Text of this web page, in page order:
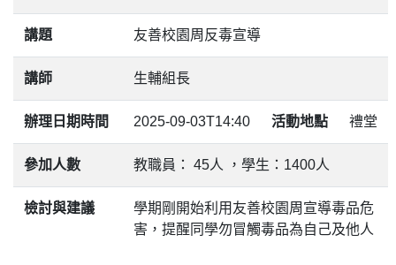
講題 友善校園周反毒宣導
講師 生輔組長
辦理日期時間 2025-09-03T14:40 活動地點 禮堂
參加人數 教職員： 45人 ，學生：1400人
檢討與建議
學期剛開始利用友善校園周宣導毒品危
害，提醒同學勿冒觸毒品為自己及他人